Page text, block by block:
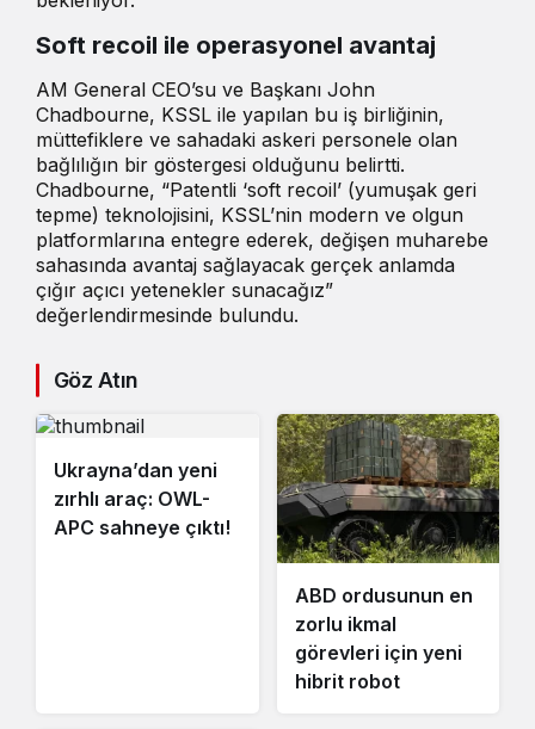
Soft recoil ile operasyonel avantaj
AM General CEO’su ve Başkanı John
Chadbourne, KSSL ile yapılan bu iş birliğinin,
müttefiklere ve sahadaki askeri personele olan
bağlılığın bir göstergesi olduğunu belirtti.
Chadbourne, “Patentli ‘soft recoil’ (yumuşak geri
tepme) teknolojisini, KSSL’nin modern ve olgun
platformlarına entegre ederek, değişen muharebe
sahasında avantaj sağlayacak gerçek anlamda
çığır açıcı yetenekler sunacağız”
değerlendirmesinde bulundu.
Göz Atın
Ukrayna’dan yeni
zırhlı araç: OWL-
APC sahneye çıktı!
ABD ordusunun en
zorlu ikmal
görevleri için yeni
hibrit robot